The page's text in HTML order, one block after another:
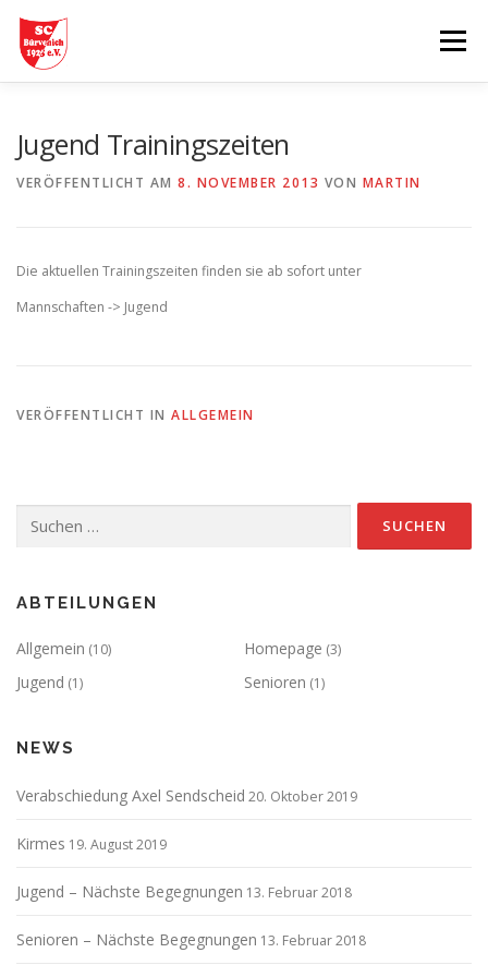
springen
Menü
Jugend Trainingszeiten
VERÖFFENTLICHT AM 8. NOVEMBER 2013 VON MARTIN
Die aktuellen Trainingszeiten finden sie ab sofort unter
Mannschaften -> Jugend
VERÖFFENTLICHT IN ALLGEMEIN
nach:
ABTEILUNGEN
Allgemein (10) Homepage (3)
Jugend (1) Senioren (1)
NEWS
Verabschiedung Axel Sendscheid 20. Oktober 2019
Kirmes 19. August 2019
Jugend – Nächste Begegnungen 13. Februar 2018
Senioren – Nächste Begegnungen 13. Februar 2018